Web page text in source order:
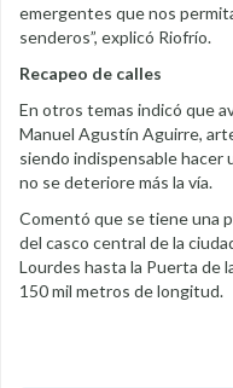
emergentes que nos
senderos”, explicó Riofrío.
Recapeo de calles
En otros temas indicó que
Manuel Agustín Aguirre,
siendo indispensable
no se deteriore más la vía.
Comentó que se tiene una
del casco central de la
Lourdes hasta la Puerta de
150 mil metros de longitud.